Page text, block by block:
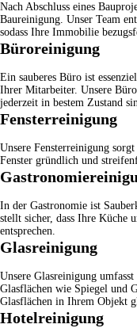
Nach Abschluss eines
Baureinigung. Unser Team
sodass Ihre Immobilie
Büroreinigung
Ein sauberes Büro ist
Ihrer Mitarbeiter. Unsere
jederzeit in bestem Zustand
Fensterreinigung
Unsere Fensterreinigung
Fenster gründlich und
In der Gastronomie ist
stellt sicher, dass Ihre Küche
entsprechen.
Glasreinigung
Unsere Glasreinigung umfasst
Glasflächen wie Spiegel und
Glasflächen in Ihrem Objekt
Hotelreinigung